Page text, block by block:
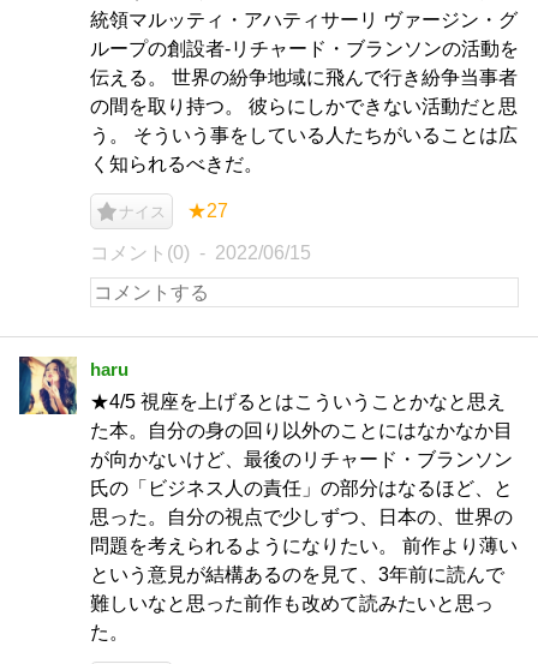
統領マルッティ・アハティサーリ ヴァージン・グ
ループの創設者-リチャード・ブランソンの活動を
伝える。 世界の紛争地域に飛んで行き紛争当事者
の間を取り持つ。 彼らにしかできない活動だと思
う。 そういう事をしている人たちがいることは広
く知られるべきだ。
ナイス ★27
コメント(0) 2022/06/15
haru
★4/5 視座を上げるとはこういうことかなと思え
た本。自分の身の回り以外のことにはなかなか目
が向かないけど、最後のリチャード・ブランソン
氏の「ビジネス人の責任」の部分はなるほど、と
思った。自分の視点で少しずつ、日本の、世界の
問題を考えられるようになりたい。 前作より薄い
という意見が結構あるのを見て、3年前に読んで
難しいなと思った前作も改めて読みたいと思っ
た。